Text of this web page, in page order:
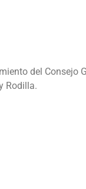
del
Rodilla.